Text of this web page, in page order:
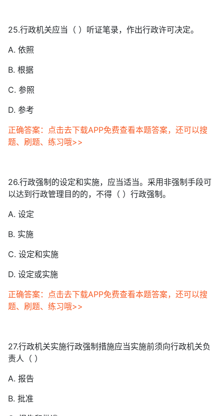
25.行政机关应当（ ）听证笔录，作出行政许可决定。
A. 依照
B. 根据
C. 参照
D. 参考
正确答案：点击去下载APP免费查看本题答案，还可以搜
题、刷题、练习哦>>
26.行政强制的设定和实施，应当适当。采用非强制手段可
以达到行政管理目的的，不得（ ）行政强制。
A. 设定
B. 实施
C. 设定和实施
D. 设定或实施
正确答案：点击去下载APP免费查看本题答案，还可以搜
题、刷题、练习哦>>
27.行政机关实施行政强制措施应当实施前须向行政机关负
责人（ ）
A. 报告
B. 批准